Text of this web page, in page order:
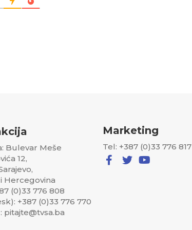
Bulevar Meše
12,
Hercegovina
(0)33 776 808
+387 (0)33 776 770
pitajte@tvsa.ba
Marketing
Tel: +387 (0)33 776 817